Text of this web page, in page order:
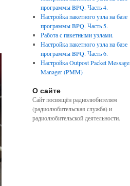
программы BPQ. Часть 4.
Настройка пакетного узла на базе
программы BPQ. Часть 5.
Работа с пакетными узлами.
Настройка пакетного узла на базе
программы BPQ. Часть 6.
Настройка Outpost Packet Message
Manager (PMM)
О сайте
Сайт посвящён радиолюбителям
(радиолюбительская служба) и
радиолюбительской деятельности.